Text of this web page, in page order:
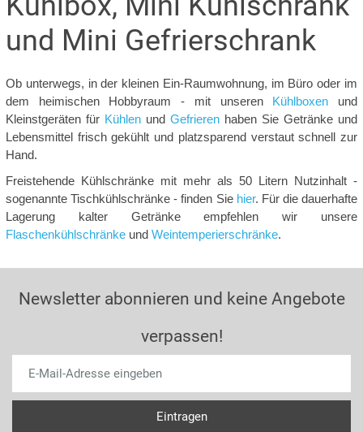
und Mini Gefrierschrank
Ob unterwegs, in der kleinen Ein-Raumwohnung, im Büro oder im
dem heimischen Hobbyraum - mit unseren Kühlboxen und
Kleinstgeräten für Kühlen und Gefrieren haben Sie Getränke und
Lebensmittel frisch gekühlt und platzsparend verstaut schnell zur
Hand.
Freistehende Kühlschränke mit mehr als 50 Litern Nutzinhalt -
sogenannte Tischkühlschränke - finden Sie hier. Für die dauerhafte
Lagerung kalter Getränke empfehlen wir unsere
Flaschenkühlschränke und Weintemperierschränke.
Newsletter abonnieren und keine Angebote
verpassen!